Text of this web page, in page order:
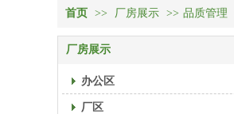
首页 >> 厂房展示 >> 品质管理
厂房展示
办公区
厂区